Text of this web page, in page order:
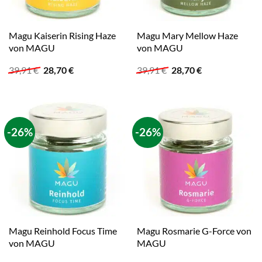
Magu Kaiserin Rising Haze
von MAGU
39,91€ Ursprünglicher
Preis
28,70€Aktueller
Magu Mary Mellow Haze
von MAGU
39,91€ Ursprünglicher
Preis
28,70€Aktueller
-26%
Magu Reinhold Focus Time
von MAGU
-26%
Magu Rosmarie G-Force von
MAGU